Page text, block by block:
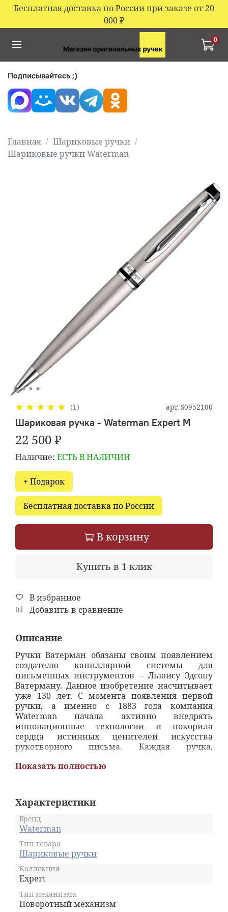
Бесплатная доставка по России при заказе от 20
000₽
0
Главная
Шариковые ручки
Шариковые ручки Waterman
(1) арт. S0952100
Шариковая ручка - Waterman Expert M
22 500 ₽
Наличие: ЕСТЬ В НАЛИЧИИ
+ Подарок
Бесплатная доставка по России
В корзину
Купить в 1 клик
В избранное
Добавить в сравнение
Описание
Ручки Ватерман обязаны своим появлением
создателю капиллярной системы для
письменных инструментов – Льюису Эдсону
Ватерману. Данное изобретение насчитывает
уже 130 лет. С момента появления первой
ручки, а именно с 1883 года компания
Waterman начала активно внедрять
инновационные технологии и покорила
сердца истинных ценителей искусства
рукотворного письма. Каждая ручка,
выпущенная торговой маркой Ватерман, –
эксклюзивная, уникальная вещь, которая
демонстрирует черты его характера и
настоящий темперамент.
Продукцию Ватерман можно отнести к
категории письменных принадлежностей
премиум-класса. Благодаря безупречному
качеству, великолепному исполнению и
высокому уровню надежности канцелярские
атрибуты этого бренда пользуются огромной
популярностью, а сама торговая марка
заслужила всемирную востребованность у
потребителей и уважение конкурентов.
Показать полностью
Характеристики
Бренд
Waterman
Тип товара
Шариковые ручки
Коллекция
Expert
Тип механизма
Поворотный механизм
Подписывайтесь ;)